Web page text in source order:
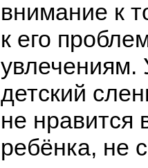
внимание к
к его
увлечениям.
детский
не нравится
ребёнка, не